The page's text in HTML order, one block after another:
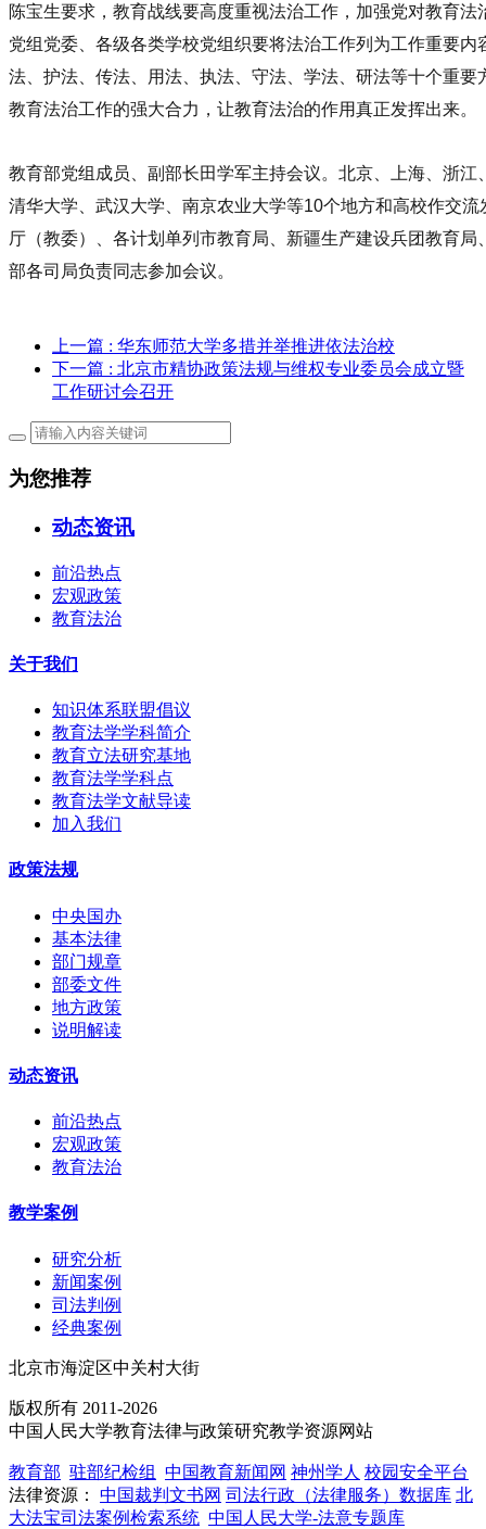
陈宝生要求，教育战线要高度重视法治工作，加强党对教育
党组党委、各级各类学校党组织要将法治工作列为工作重要内
法、护法、传法、用法、执法、守法、学法、研法等十个重要
教育法治工作的强大合力，让教育法治的作用真正发挥出来。
教育部党组成员、副部长田学军主持会议。北京、上海、浙江
清华大学、武汉大学、南京农业大学等10个地方和高校作交
厅（教委）、各计划单列市教育局、新疆生产建设兵团教育局
部各司局负责同志参加会议。
上一篇 : 华东师范大学多措并举推进依法治校
下一篇 : 北京市精协政策法规与维权专业委员会成立暨
工作研讨会召开
为您推荐
动态资讯
前沿热点
宏观政策
教育法治
关于我们
知识体系联盟倡议
教育法学学科简介
教育立法研究基地
教育法学学科点
教育法学文献导读
加入我们
政策法规
中央国办
基本法律
部门规章
部委文件
地方政策
说明解读
动态资讯
前沿热点
宏观政策
教育法治
教学案例
研究分析
新闻案例
司法判例
经典案例
北京市海淀区中关村大街
版权所有 2011-2026
中国人民大学教育法律与政策研究教学资源网站
教育部 驻部纪检组 中国教育新闻网 神州学人 校园安全平台
法律资源： 中国裁判文书网 司法行政（法律服务）数据库 北
大法宝司法案例检索系统 中国人民大学-法意专题库